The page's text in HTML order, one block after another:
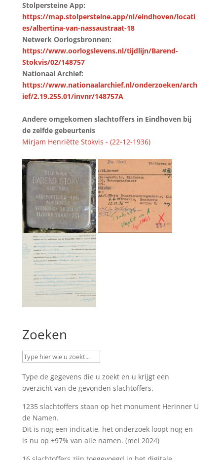
Stolpersteine App:
https://map.stolpersteine.app/nl/eindhoven/locati
es/albertina-van-nassaustraat-18
Netwerk Oorlogsbronnen:
https://www.oorlogslevens.nl/tijdlijn/Barend-
Stokvis/02/148757
Nationaal Archief:
https://www.nationaalarchief.nl/onderzoeken/arch
ief/2.19.255.01/invnr/148757A
Andere omgekomen slachtoffers in Eindhoven bij
de zelfde gebeurtenis
Mirjam Henriëtte Stokvis - (22-12-1936)
Zoeken
Type de gegevens die u zoekt en u krijgt een
overzicht van de gevonden slachtoffers.
1235 slachtoffers staan op het monument Herinner U
de Namen.
Dit is nog een indicatie, het onderzoek loopt nog en
is nu op ±97% van alle namen. (mei 2024)